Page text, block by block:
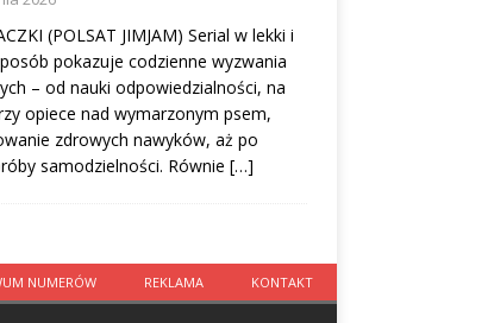
(POLSAT JIMJAM) Serial w lekki i
pokazuje codzienne wyzwania
– od nauki odpowiedzialności, na
opiece nad wymarzonym psem,
zdrowych nawyków, aż po
samodzielności. Równie […]
NUMERÓW REKLAMA KONTAKT